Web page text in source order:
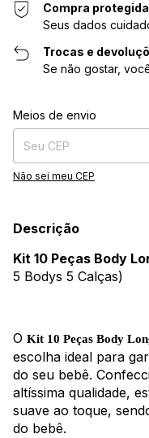
Compra protegida
Seus dados
Trocas e
Se não gostar,
Entregas para o CEP:
Meios de envio
Não sei meu CEP
Descrição
Kit 10 Peças Body
5 Bodys 5 Calças)
O Kit 10 Peças Body
escolha ideal para
do seu bebê.
altíssima qualidade,
suave ao toque,
do bebê.